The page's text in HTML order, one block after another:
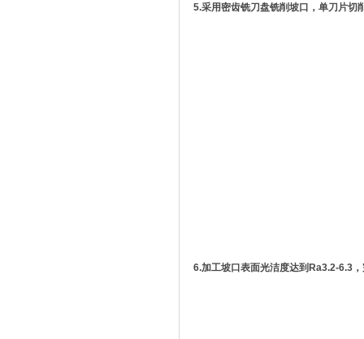
5.采用密齿铣刀盘铣削坡口，单刀片切
6.加工坡口表面光洁度达到Ra3.2-6.3